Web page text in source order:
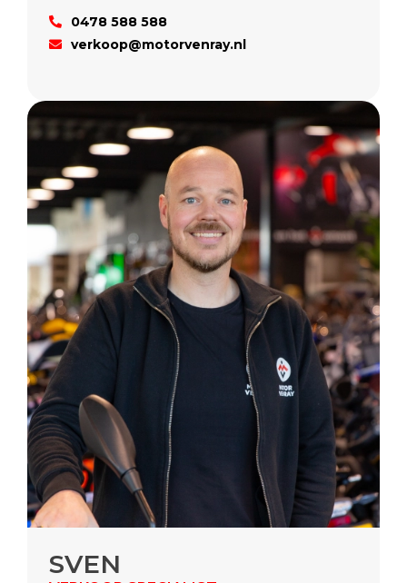
0478 588 588
verkoop@motorvenray.nl
SVEN